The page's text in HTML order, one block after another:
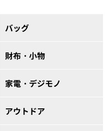
バッグ
財布・小物
家電・デジモノ
アウトドア